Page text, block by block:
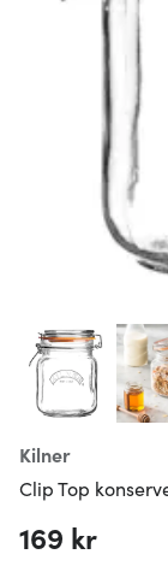
Kilner
Clip Top
169 kr